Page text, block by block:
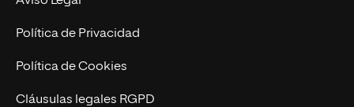
Marketing y Comunicación
Ingeniería
Diseño
Política de Privacidad
Política de Cookies
Cláusulas legales RGPD